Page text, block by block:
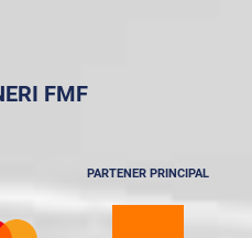
FMF
PARTENER PRINCIPAL